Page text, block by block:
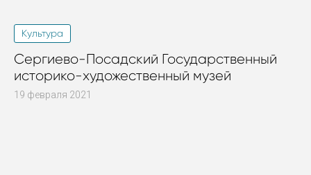
Культура
Сергиево-Посадский Государственный
историко-художественный музей
19 февраля 2021